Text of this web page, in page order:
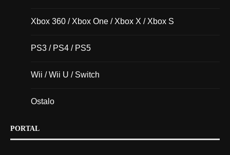
Xbox 360 / Xbox One / Xbox X / Xbox S
PS3 / PS4 / PS5
Wii / Wii U / Switch
Ostalo
PORTAL